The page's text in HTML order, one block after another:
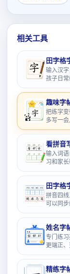
相关工具
田字格
输入汉
孩子日常
趣味字
把练字
多写一会
看拼音
输入词
习和家长
田字格
拼音四
可以同步
姓名字
专门练
更端正、
精练字